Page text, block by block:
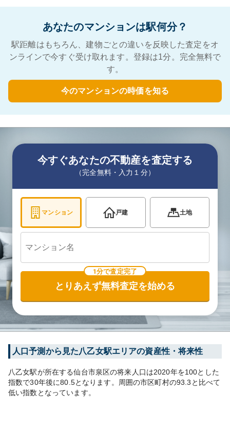
あなたのマンションは駅何分？
駅距離はもちろん、建物ごとの違いを反映した査定をオ
ンラインで今すぐ受け取れます。登録は1分。完全無料で
す。
今のマンションの時価を知る
今すぐあなたの不動産を査定する
（完全無料・入力１分）
マンション 戸建 土地
1分で査定完了
とりあえず無料査定を始める
人口予測から見た八乙女駅エリアの資産性・将来性
八乙女駅が所在する仙台市泉区の将来人口は2020年を100とした
指数で30年後に80.5となります。 周囲の市区町村の93.3 と比べて
低い指数となっています。